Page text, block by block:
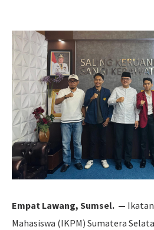
Empat Lawang, Sumsel. —
Mahasiswa (IKPM) Sumatera